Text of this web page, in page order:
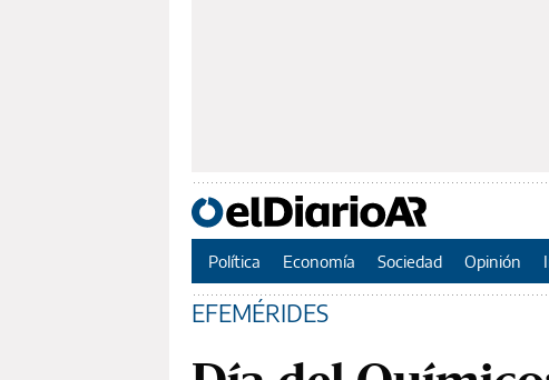
Política Economía Sociedad Opinión
EFEMÉRIDES